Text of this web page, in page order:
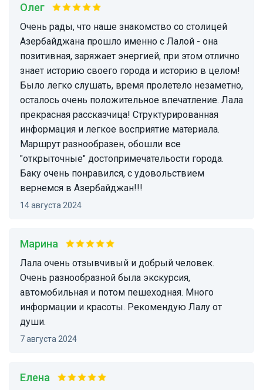
Олег
Очень рады, что наше знакомство со столицей
Азербайджана прошло именно с Лалой - она
позитивная, заряжает энергией, при этом отлично
знает историю своего города и историю в целом!
Было легко слушать, время пролетело незаметно,
осталось очень положительное впечатление. Лала
прекрасная рассказчица! Структурированная
информация и легкое восприятие материала.
Маршрут разнообразен, обошли все
"открыточные" достопримечательости города.
Баку очень понравился, с удовольствием
вернемся в Азербайджан!!!
14 августа 2024
Марина
Лала очень отзывчивый и добрый человек.
Очень разнообразной была экскурсия,
автомобильная и потом пешеходная. Много
информации и красоты. Рекомендую Лалу от
души.
7 августа 2024
Елена